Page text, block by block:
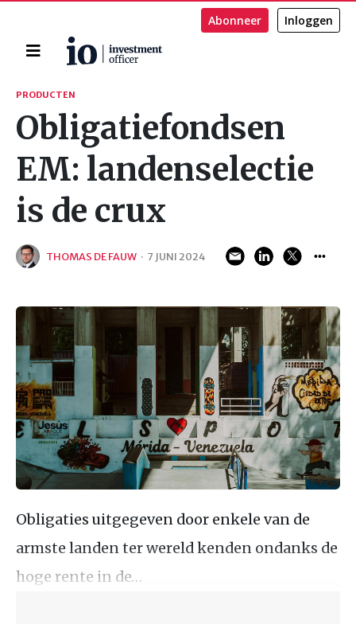
Home
Abonneer Inloggen
Zoeken
PRODUCTEN
Obligatiefondsen
EM: landenselectie
is de crux
THOMAS DE FAUW · 7 JUNI 2024
Obligaties uitgegeven door enkele van de
armste landen ter wereld kenden ondanks de
hoge rente in de…